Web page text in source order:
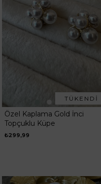
TÜKENDI
Özel Kaplama Gold İnci
Topçuklu Küpe
₺299,99